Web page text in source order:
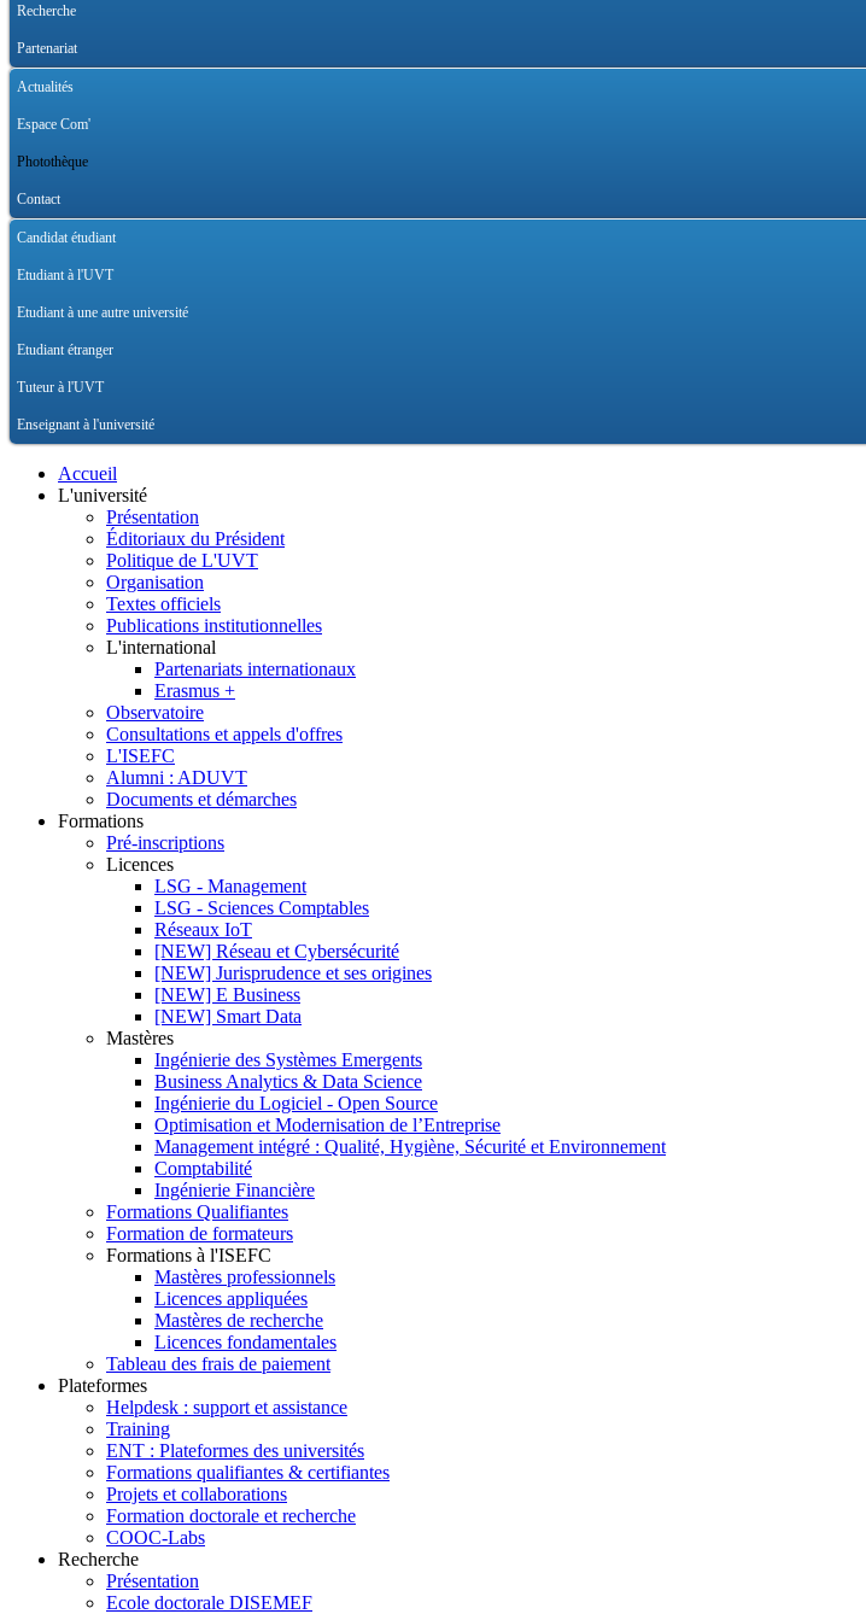
Recherche
Partenariat
Actualités
Espace Com'
Photothèque
Contact
Candidat étudiant
Etudiant à l'UVT
Etudiant à une autre université
Etudiant étranger
Tuteur à l'UVT
Enseignant à l'université
Accueil
L'université
Présentation
Éditoriaux du Président
Politique de L'UVT
Organisation
Textes officiels
Publications institutionnelles
L'international
Partenariats internationaux
Erasmus +
Observatoire
Consultations et appels d'offres
L'ISEFC
Alumni : ADUVT
Documents et démarches
Formations
Pré-inscriptions
Licences
LSG - Management
LSG - Sciences Comptables
Réseaux IoT
[NEW] Réseau et Cybersécurité
[NEW] Jurisprudence et ses origines
[NEW] E Business
[NEW] Smart Data
Mastères
Ingénierie des Systèmes Emergents
Business Analytics & Data Science
Ingénierie du Logiciel - Open Source
Optimisation et Modernisation de l’Entreprise
Management intégré : Qualité, Hygiène, Sécurité et Environnement
Comptabilité
Ingénierie Financière
Formations Qualifiantes
Formation de formateurs
Formations à l'ISEFC
Mastères professionnels
Licences appliquées
Mastères de recherche
Licences fondamentales
Tableau des frais de paiement
Plateformes
Helpdesk : support et assistance
Training
ENT : Plateformes des universités
Formations qualifiantes & certifiantes
Projets et collaborations
Formation doctorale et recherche
COOC-Labs
Recherche
Présentation
Ecole doctorale DISEMEF